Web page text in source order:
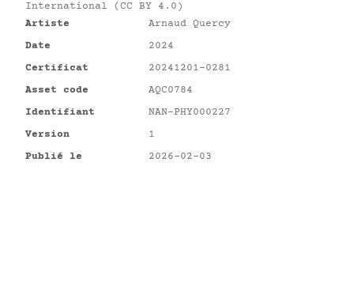
International (CC BY 4.0)
Artiste
Arnaud Quercy
Date
2024
Certificat
20241201-0281
Asset code
AQC0784
Identifiant
NAN-PHY000227
Version
1
Publié le
2026-02-03